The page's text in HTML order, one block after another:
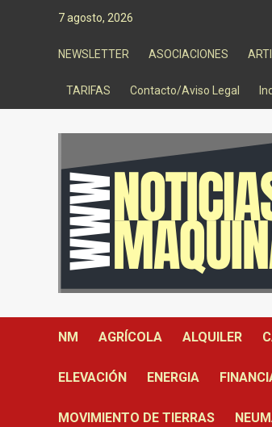
7 agosto, 2026
NEWSLETTER ASOCIACIONES
TARIFAS Contacto/Aviso Legal
NM AGRÍCOLA ALQUILER
ELEVACIÓN ENERGIA
MOVIMIENTO DE TIERRAS